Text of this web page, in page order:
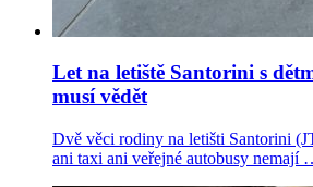
Let na letiště Santorini s
musí vědět
Dvě věci rodiny na letišti Santorini
ani taxi ani veřejné autobusy nemají